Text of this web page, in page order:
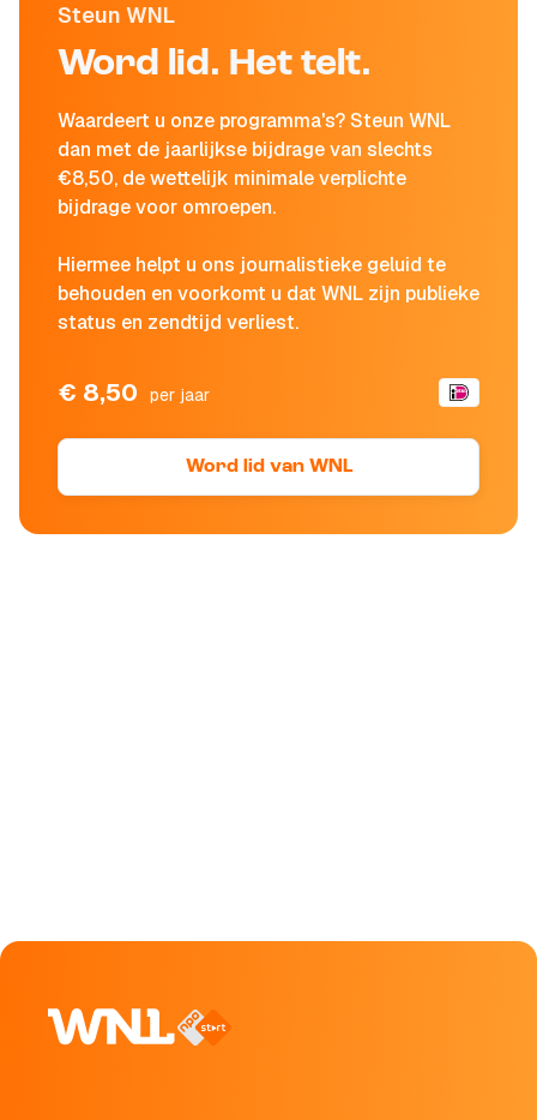
Steun WNL
Word lid. Het telt.
Waardeert u onze programma's? Steun WNL
dan met de jaarlijkse bijdrage van slechts
€8,50, de wettelijk minimale verplichte
bijdrage voor omroepen.
Hiermee helpt u ons journalistieke geluid te
behouden en voorkomt u dat WNL zijn publieke
status en zendtijd verliest.
€ 8,50 per jaar
Word lid van WNL